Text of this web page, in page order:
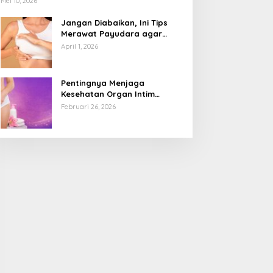
Jangan Diabaikan, Ini Tips
Merawat Payudara agar
Tetap Sehat dan Terhindar
April 1, 2026
Pentingnya Menjaga
Kesehatan Organ Intim
Wanita, Ini 3 Cara Perawatan
Februari 26, 2026